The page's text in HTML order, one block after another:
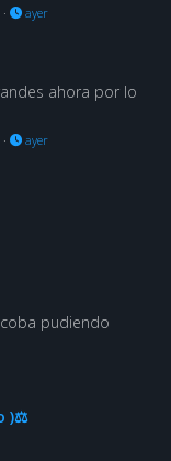
· ayer
ahora por lo
· ayer
pudiendo
)⚖